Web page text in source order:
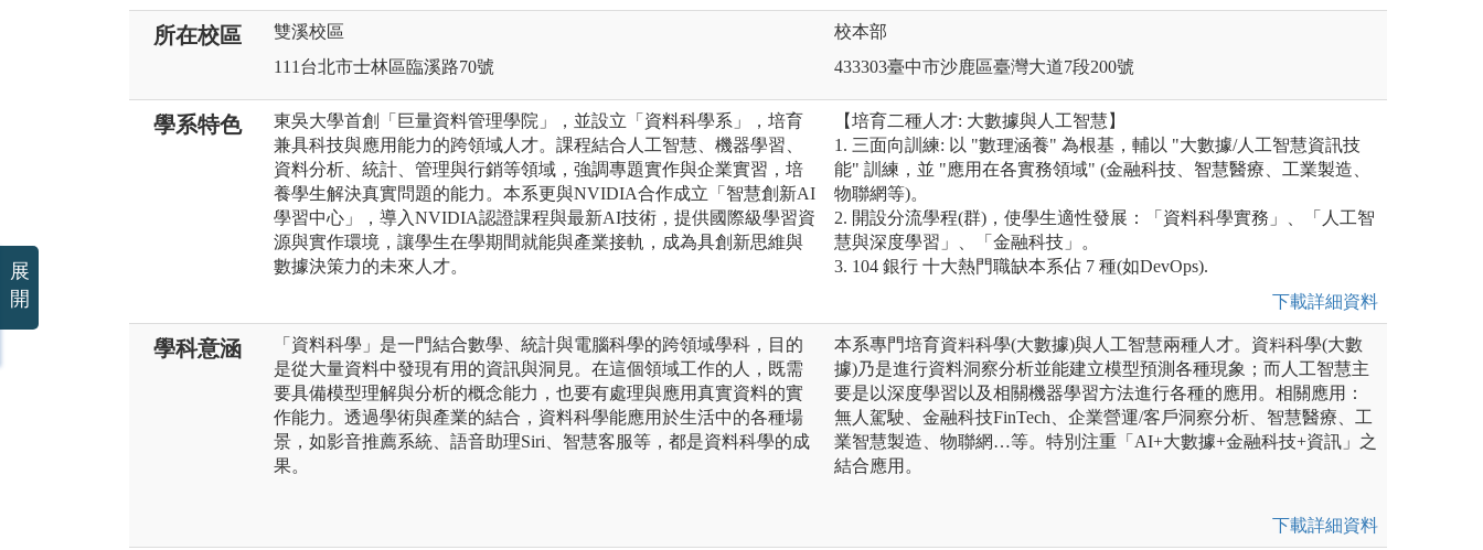
所在校區
雙溪校區
111台北市士林區臨溪路70號
校本部
433303臺中市沙鹿區臺灣大道7段200號
學系特色
東吳大學首創「巨量資料管理學院」，並設立「資料科學系」，培育
兼具科技與應用能力的跨領域人才。課程結合人工智慧、機器學習、
資料分析、統計、管理與行銷等領域，強調專題實作與企業實習，培
養學生解決真實問題的能力。本系更與NVIDIA合作成立「智慧創新AI
學習中心」，導入NVIDIA認證課程與最新AI技術，提供國際級學習資
源與實作環境，讓學生在學期間就能與產業接軌，成為具創新思維與
數據決策力的未來人才。
【培育二種人才: 大數據與人工智慧】
1. 三面向訓練: 以 "數理涵養" 為根基，輔以 "大數據/人工智慧資訊技
能" 訓練，並 "應用在各實務領域" (金融科技、智慧醫療、工業製造、
物聯網等)。
2. 開設分流學程(群)，使學生適性發展：「資料科學實務」、「人工智
慧與深度學習」、「金融科技」。
3. 104 銀行 十大熱門職缺本系佔 7 種(如DevOps).
下載詳細資料
學科意涵
「資料科學」是一門結合數學、統計與電腦科學的跨領域學科，目的
是從大量資料中發現有用的資訊與洞見。在這個領域工作的人，既需
要具備模型理解與分析的概念能力，也要有處理與應用真實資料的實
作能力。透過學術與產業的結合，資料科學能應用於生活中的各種場
景，如影音推薦系統、語音助理Siri、智慧客服等，都是資料科學的成
果。
本系專門培育資料科學(大數據)與人工智慧兩種人才。資料科學(大數
據)乃是進行資料洞察分析並能建立模型預測各種現象；而人工智慧主
要是以深度學習以及相關機器學習方法進行各種的應用。相關應用：
無人駕駛、金融科技FinTech、企業營運/客戶洞察分析、智慧醫療、工
業智慧製造、物聯網…等。特別注重「AI+大數據+金融科技+資訊」之
結合應用。
下載詳細資料
展
開